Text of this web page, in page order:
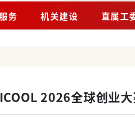
务 机关建设 直属工
2026全球创业